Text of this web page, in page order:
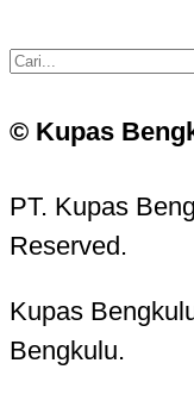
© Kupas
PT. Kupas
Reserved.
Kupas
Bengkulu.